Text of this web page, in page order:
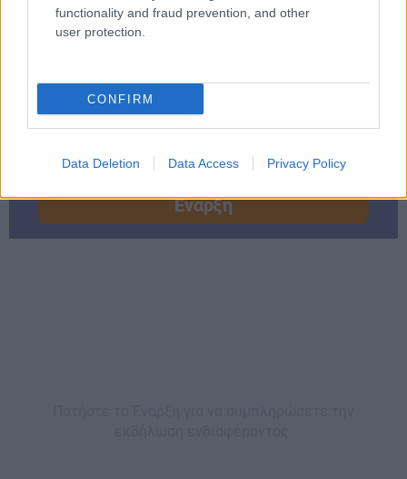
functionality and fraud prevention, and other
user protection.
CONFIRM
Data Deletion Data Access Privacy Policy
ΚΑΘΟΛΟΥ ΔΙΑΒΑΣΜΑτην Πιστοποίηση
Αγγλικών σε 2 ημέρες από όπου και αν
ΧΩΡΙΣ προφορικά ΧΩΡΙΣ Έκθεση σε 2 ημέρες στα
χέρια σας (ΤΗΛΕΞΕΤΑΣΗ)